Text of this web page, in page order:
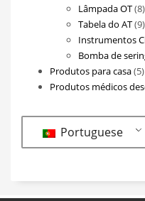
Lâmpada OT 88
Tabela do AT 99
Instrumentos
Bomba de
Produtos para casa 55
Produtos médicos
Portuguese